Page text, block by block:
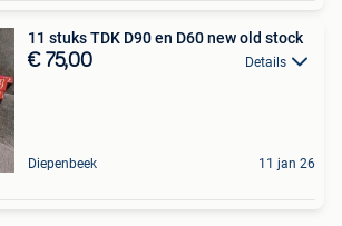
11 stuks TDK D90 en D60 new old stock
€ 75,00 Details
Diepenbeek 11 jan 26